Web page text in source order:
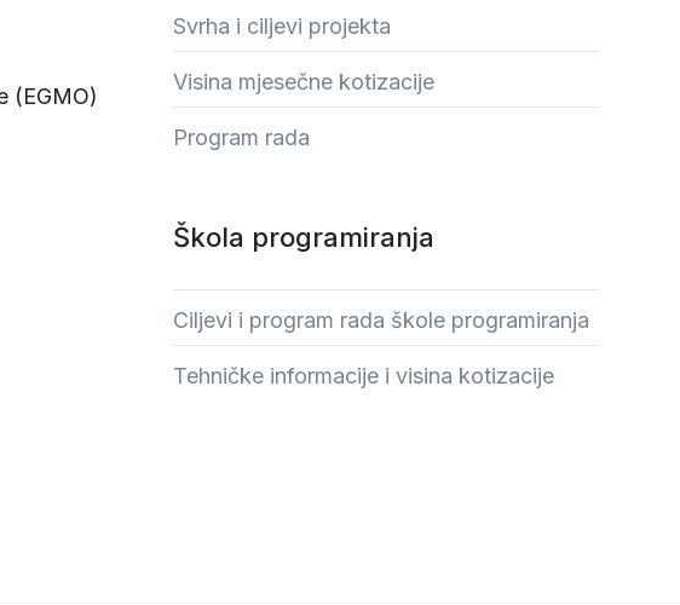
(EGMO)
Svrha i ciljevi projekta
Visina mjesečne kotizacije
Program rada
Škola programiranja
Ciljevi i program rada škole programiranja
Tehničke informacije i visina kotizacije